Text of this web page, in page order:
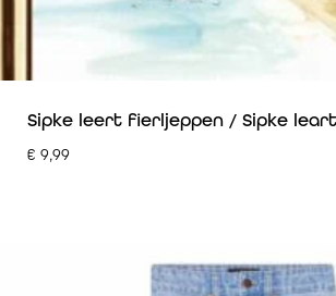
Sipke leert fierljeppen / Sipke
€ 9,99